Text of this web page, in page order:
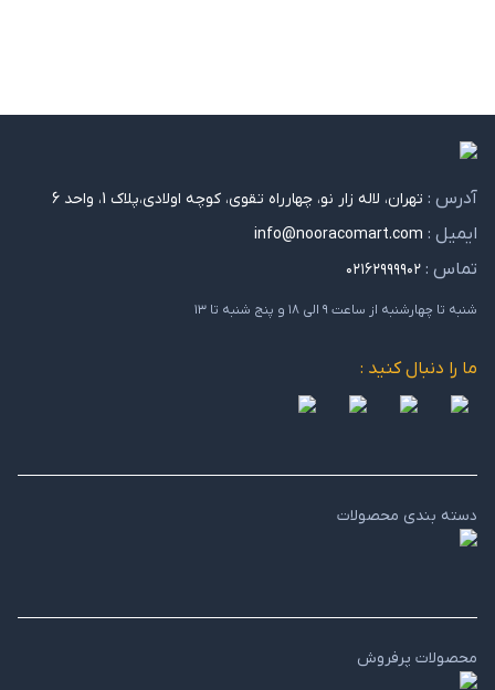
آدرس : تهران، لاله زار نو، چهارراه تقوی، کوچه اولادی،پلاک 1، واحد 6
ایمیل : info@nooracomart.com
تماس : ۰۲۱۶۲۹۹۹۹۰۲
شنبه تا چهارشنبه از ساعت ۹ الی ۱۸ و پنج شنبه تا ۱۳
ما را دنبال کنید :
دسته بندی محصولات
محصولات پرفروش